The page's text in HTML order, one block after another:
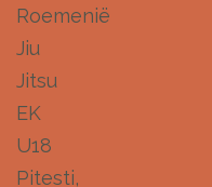
Roemenië
Jiu
Jitsu
EK
U18
Pitesti,